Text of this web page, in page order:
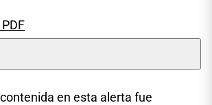
en esta alerta fue